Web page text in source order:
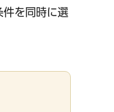
件を同時に選